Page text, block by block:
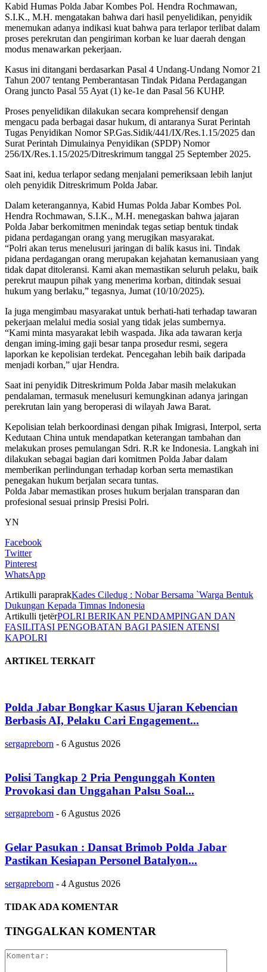
Kabid Humas Polda Jabar Kombes Pol. Hendra Rochmawan,
S.I.K., M.H. mengatakan bahwa dari hasil penyelidikan, penyidik
menemukan adanya indikasi kuat bahwa para terlapor terlibat dalam
proses perekrutan dan pengiriman korban ke luar daerah dengan
modus menawarkan pekerjaan.
Kasus ini ditangani berdasarkan Pasal 4 Undang-Undang Nomor 21
Tahun 2007 tentang Pemberantasan Tindak Pidana Perdagangan
Orang juncto Pasal 55 Ayat (1) ke-1e dan Pasal 56 KUHP.
Proses penyelidikan dilakukan secara komprehensif dengan
mengacu pada berbagai dasar hukum, di antaranya Surat Perintah
Tugas Penyidikan Nomor SP.Gas.Sidik/441/IX/Res.1.15/2025 dan
Surat Perintah Dimulainya Penyidikan (SPDP) Nomor
256/IX/Res.1.15/2025/Ditreskrimum tanggal 25 September 2025.
Saat ini, kedua terlapor sedang menjalani pemeriksaan lebih lanjut
oleh penyidik Ditreskrimum Polda Jabar.
Dalam keterangannya, Kabid Humas Polda Jabar Kombes Pol.
Hendra Rochmawan, S.I.K., M.H. menegaskan bahwa jajaran
Polda Jabar berkomitmen menindak tegas setiap bentuk tindak
pidana perdagangan orang yang merugikan masyarakat.
“Polri akan terus menelusuri jaringan di balik kasus ini. Tindak
pidana perdagangan orang merupakan kejahatan kemanusiaan yang
tidak dapat ditoleransi. Kami akan memastikan seluruh pelaku, baik
perekrut maupun pihak yang menerima korban, ditindak sesuai
hukum yang berlaku,” tegasnya, Jumat (10/10/2025).
Ia juga mengimbau masyarakat untuk berhati-hati terhadap tawaran
pekerjaan melalui media sosial yang tidak jelas sumbernya.
“Kami minta masyarakat lebih waspada. Jika ada tawaran kerja
dengan iming-iming gaji besar tanpa prosedur resmi, segera
laporkan ke kepolisian terdekat. Pencegahan lebih baik daripada
menjadi korban,” ujar Hendra.
Saat ini penyidik Ditreskrimum Polda Jabar masih melakukan
pendalaman, termasuk menelusuri kemungkinan adanya jaringan
perekrutan lain yang beroperasi di wilayah Jawa Barat.
Kepolisian telah berkoordinasi dengan pihak Imigrasi, Interpol, serta
Kedutaan China untuk mendapatkan keterangan tambahan dan
melakukan proses pemulangan Sdri. R.R ke Indonesia. Langkah ini
dilakukan sebagai bagian dari komitmen Polda Jabar dalam
memberikan perlindungan terhadap korban serta memastikan
penegakan hukum berjalan secara tuntas.
Polda Jabar memastikan proses hukum berjalan transparan dan
profesional sesuai prinsip Presisi Polri.
YN
Facebook
Twitter
Pinterest
WhatsApp
Artikulli paraprakKades Ciledug : Nobar Bersama `Warga Bentuk
Dukungan Kepada Timnas Indonesia
Artikulli tjetërPOLRI BERIKAN PENDAMPINGAN DAN
FASILITASI PENGOBATAN BAGI PASIEN ATENSI
KAPOLRI
ARTIKEL TERKAIT
Polda Jabar Bongkar Kasus Ujaran Kebencian
Berbasis AI, Pelaku Cari Engagement...
sergapreborn - 6 Agustus 2026
Polisi Tangkap 2 Pria Pengunggah Konten
Provokasi dan Unggahan Palsu Soal...
sergapreborn - 6 Agustus 2026
Gelar Pasukan : Dansat Brimob Polda Jabar
Pastikan Kesiapan Personel Batalyon...
sergapreborn - 4 Agustus 2026
TIDAK ADA KOMENTAR
TINGGALKAN KOMENTAR